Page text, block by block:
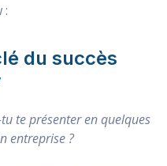
:
du succès
te présenter en quelques
entreprise ?